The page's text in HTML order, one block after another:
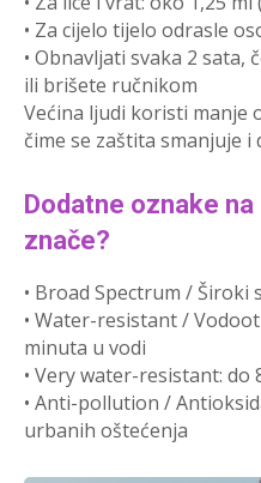
• Za cijelo tijelo odrasle
• Obnavljati svaka 2 sata,
ili brišete ručnikom
Većina ljudi koristi manje
čime se zaštita smanjuje i
Dodatne oznake
znače?
• Broad Spectrum / Široki
• Water-resistant /
minuta u vodi
• Very water-resistant: do
• Anti-pollution /
urbanih oštećenja